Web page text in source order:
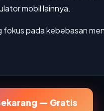
mobil lainnya.
pada kebebasan
— Gratis